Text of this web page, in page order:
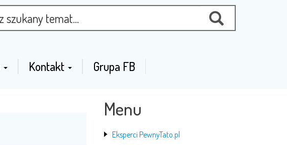
Kontakt Grupa FB
Menu
Eksperci PewnyTato.pl